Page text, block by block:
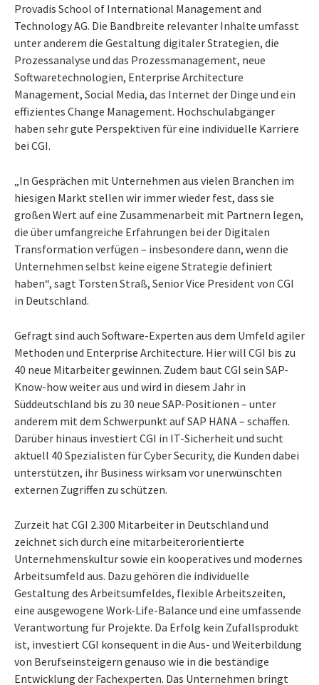
Provadis School of International Management and
Technology AG. Die Bandbreite relevanter Inhalte umfasst
unter anderem die Gestaltung digitaler Strategien, die
Prozessanalyse und das Prozessmanagement, neue
Softwaretechnologien, Enterprise Architecture
Management, Social Media, das Internet der Dinge und ein
effizientes Change Management. Hochschulabgänger
haben sehr gute Perspektiven für eine individuelle Karriere
bei CGI.
„In Gesprächen mit Unternehmen aus vielen Branchen im
hiesigen Markt stellen wir immer wieder fest, dass sie
großen Wert auf eine Zusammenarbeit mit Partnern legen,
die über umfangreiche Erfahrungen bei der Digitalen
Transformation verfügen – insbesondere dann, wenn die
Unternehmen selbst keine eigene Strategie definiert
haben“, sagt Torsten Straß, Senior Vice President von CGI
in Deutschland.
Gefragt sind auch Software-Experten aus dem Umfeld agiler
Methoden und Enterprise Architecture. Hier will CGI bis zu
40 neue Mitarbeiter gewinnen. Zudem baut CGI sein SAP-
Know-how weiter aus und wird in diesem Jahr in
Süddeutschland bis zu 30 neue SAP-Positionen – unter
anderem mit dem Schwerpunkt auf SAP HANA – schaffen.
Darüber hinaus investiert CGI in IT-Sicherheit und sucht
aktuell 40 Spezialisten für Cyber Security, die Kunden dabei
unterstützen, ihr Business wirksam vor unerwünschten
externen Zugriffen zu schützen.
Zurzeit hat CGI 2.300 Mitarbeiter in Deutschland und
zeichnet sich durch eine mitarbeiterorientierte
Unternehmenskultur sowie ein kooperatives und modernes
Arbeitsumfeld aus. Dazu gehören die individuelle
Gestaltung des Arbeitsumfeldes, flexible Arbeitszeiten,
eine ausgewogene Work-Life-Balance und eine umfassende
Verantwortung für Projekte. Da Erfolg kein Zufallsprodukt
ist, investiert CGI konsequent in die Aus- und Weiterbildung
von Berufseinsteigern genauso wie in die beständige
Entwicklung der Fachexperten. Das Unternehmen bringt